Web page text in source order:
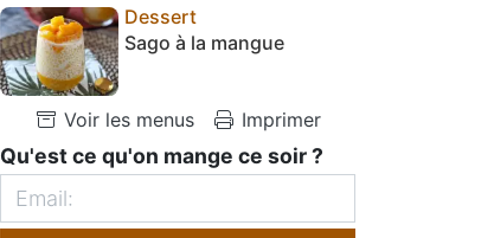
Dessert
Sago à la mangue
Voir les menus Imprimer
Qu'est ce qu'on mange ce soir ?